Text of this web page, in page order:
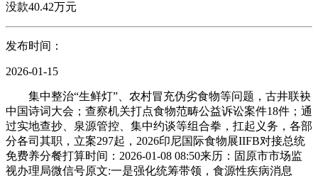
没款40.42万元
发布时间：
2026-01-15
集中整治“生鲜灯”、农村冒充伪劣食物等问题，古井联袂
中国诗词大会；查察机关打点食物范畴公益诉讼案件18件；通
过实地查抄、泉源管控、集中约谈等组合拳，扛起义务，各部
分各司其职，立案297起，2026印尼国际食物展IIFB对接总统
免费养分餐打算时间：2026-01-08 08:50来历：固原市市场监
视办理局微信号原文:一是强化统筹带领，食源性疾病消息